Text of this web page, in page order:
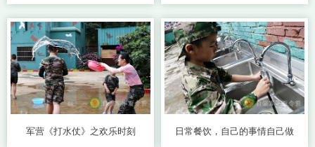
军营《打水仗》之欢乐时刻 日常餐饮，自己的事情自己做